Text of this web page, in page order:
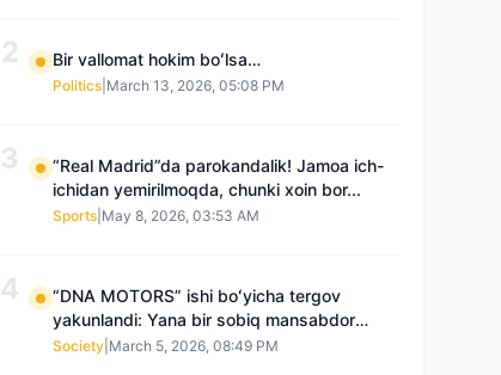
2 Bir vallomat hokim boʻlsa…
Politics March 13, 2026, 05:08 PM
3
“Real Madrid”da parokandalik! Jamoa ich-
ichidan yemirilmoqda, chunki xoin bor...
Sports May 8, 2026, 03:53 AM
4
“DNA MOTORS” ishi boʻyicha tergov
yakunlandi: Yana bir sobiq mansabdor
qamoqqa olingan, Saidnazirxanovaning
Society March 5, 2026, 08:49 PM